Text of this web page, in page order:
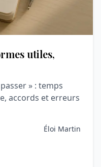
utiles,
» : temps
accords et erreurs
Éloi Martin